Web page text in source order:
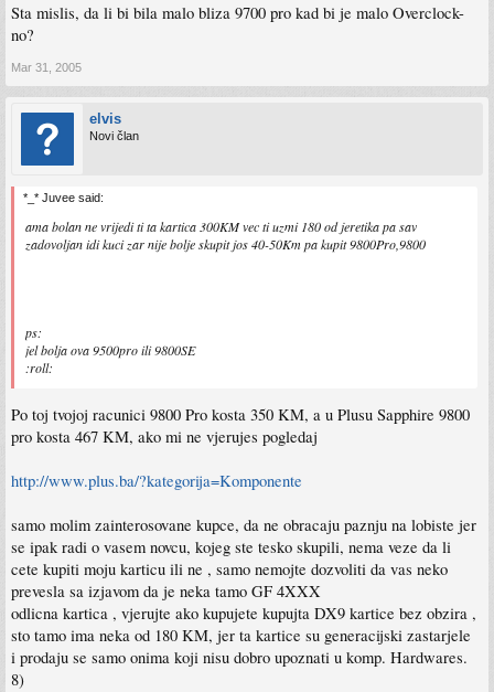
Sta mislis, da li bi bila malo bliza 9700 pro kad bi je malo Overclock-
no?
Mar 31, 2005
elvis
Novi član
*_* Juvee said:
ama bolan ne vrijedi ti ta kartica 300KM vec ti uzmi 180 od jeretika pa sav
zadovoljan idi kuci zar nije bolje skupit jos 40-50Km pa kupit 9800Pro,9800
ps:
jel bolja ova 9500pro ili 9800SE
:roll:
Po toj tvojoj racunici 9800 Pro kosta 350 KM, a u Plusu Sapphire 9800
pro kosta 467 KM, ako mi ne vjerujes pogledaj
http://www.plus.ba/?kategorija=Komponente
samo molim zainterosovane kupce, da ne obracaju paznju na lobiste jer
se ipak radi o vasem novcu, kojeg ste tesko skupili, nema veze da li
cete kupiti moju karticu ili ne , samo nemojte dozvoliti da vas neko
prevesla sa izjavom da je neka tamo GF 4XXX
odlicna kartica , vjerujte ako kupujete kupujta DX9 kartice bez obzira ,
sto tamo ima neka od 180 KM, jer ta kartice su generacijski zastarjele
i prodaju se samo onima koji nisu dobro upoznati u komp. Hardwares.
8)